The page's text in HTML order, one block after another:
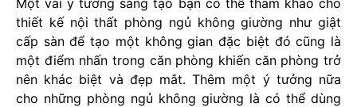
thiết kế nội thất phòng ngủ không giường như giật
cấp sàn để tạo một không gian đặc biệt đó cũng là
một điểm nhấn trong căn phòng khiến căn phòng trở
nên khác biệt và đẹp mắt. Thêm một ý tưởng nữa
cho những phòng ngủ không giường là có thể dùng